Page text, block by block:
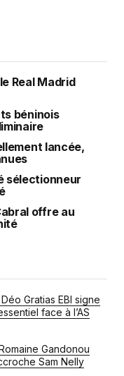
Real Madrid
béninois
lancée,
sélectionneur
offre au
Gratias EBI signe
face à l’AS
Gandonou
Sam Nelly